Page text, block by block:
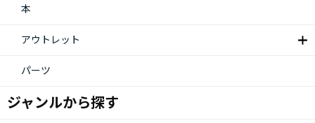
本
アウトレット
パーツ
ジャンルから探す